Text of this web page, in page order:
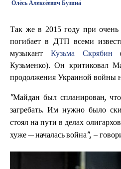
Оле́сь Алексе́евич Бузина́
Так же в 2015 году при очень
погибает в ДТП всеми
музыкант Кузьма Скрябин
Кузьменко). Он критиковал
продолжения Украиной войны
"Майдан был спланирован,
загребать. Им нужно было
стоял на пути в делах
хуже — началась война", –